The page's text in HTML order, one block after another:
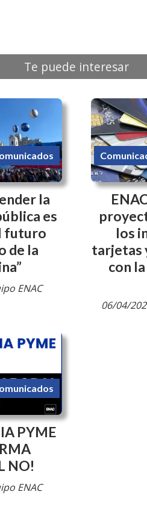
Te puede interesar
la
es
futuro
de la
ENAC
los
tarjetas
con
06/04/
PYME
NO!
ENAC